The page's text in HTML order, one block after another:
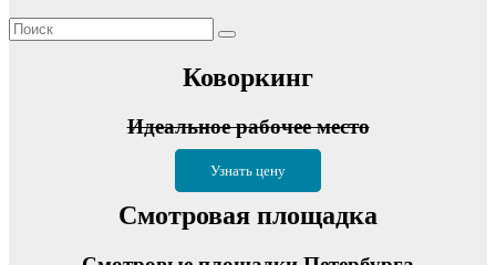
Коворкинг
Идеальное рабочее место
Узнать цену
Смотровая площадка